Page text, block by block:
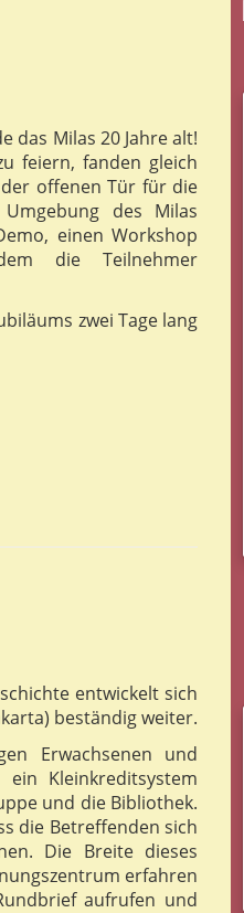
das Milas 20 Jahre alt!
feiern, fanden gleich
offenen Tür für die
des Milas
einen Workshop
die Teilnehmer
zwei Tage lang
entwickelt sich
beständig weiter.
Erwachsenen und
Kleinkreditsystem
und die Bibliothek.
die Betreffenden sich
Die Breite dieses
erfahren
aufrufen und